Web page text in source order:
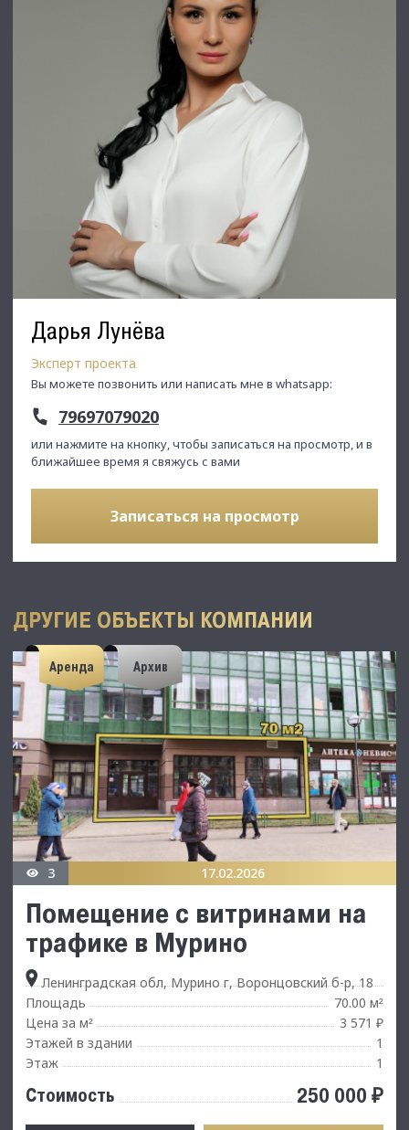
Дарья Лунёва
Эксперт проекта
Вы можете позвонить или написать мне в whatsapp:
79697079020
или нажмите на кнопку, чтобы записаться на просмотр, и в
ближайшее время я свяжусь с вами
Записаться на просмотр
ДРУГИЕ ОБЪЕКТЫ КОМПАНИИ
Аренда Архив
3 17.02.2026
Помещение с витринами на
трафике в Мурино
Ленинградская обл, Мурино г, Воронцовский б-р, 18
Площадь
70.00 м²
Цена за м²
3 571 ₽
Этажей в здании
1
Этаж
1
Стоимость 250 000 ₽